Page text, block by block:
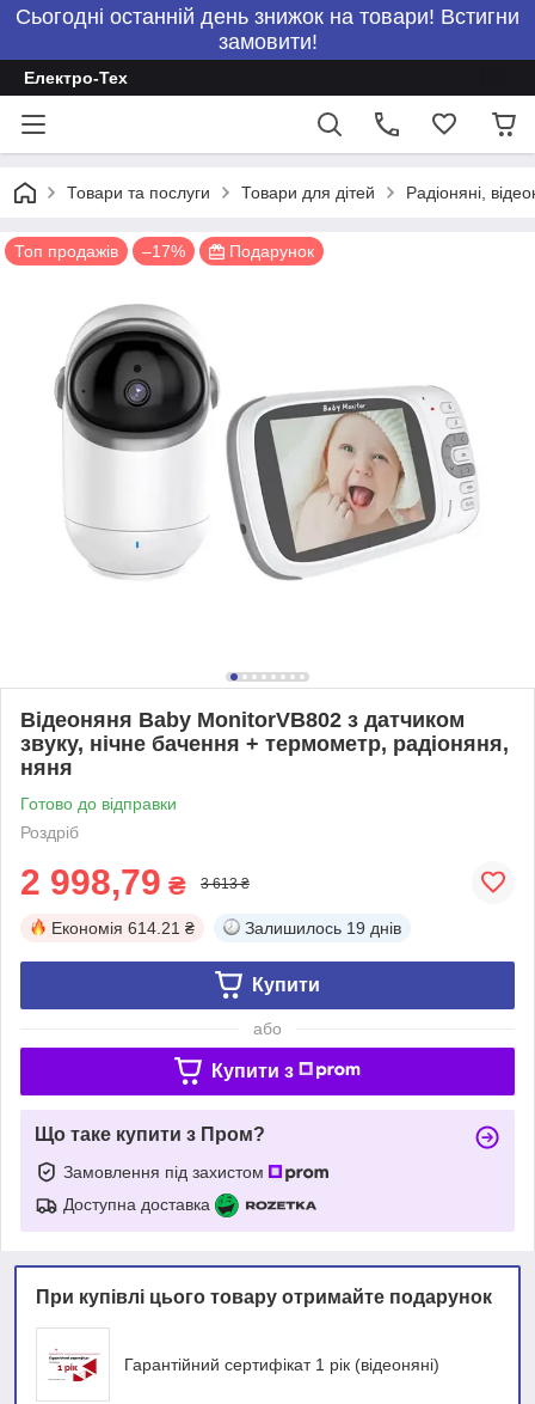
Сьогодні останній день знижок на товари! Встигни
замовити!
Електро-Тех
Товари та послуги Товари для дітей Радіоняні,
Топ продажів –17% Подарунок
Відеоняня Baby MonitorVB802 з датчиком
звуку, нічне бачення + термометр, радіоняня,
няня
Готово до відправки
Роздріб
2 998,79 ₴ 3 613 ₴
Економія 614.21 ₴ Залишилось 19 днів
Купити
або
Купити з
Що таке купити з Пром?
Замовлення під захистом
Доступна доставка
При купівлі цього товару отримайте подарунок
Гарантійний сертифікат 1 рік (відеоняні)